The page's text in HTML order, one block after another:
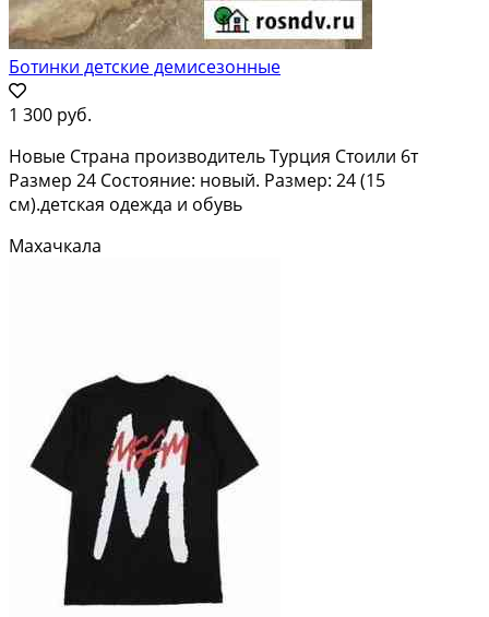
Ботинки детские демисезонные
1 300 руб.
Новые Страна производитель Турция Стоили 6т
Размер 24 Состояние: новый. Размер: 24 (15
см).детская одежда и обувь
Махачкала